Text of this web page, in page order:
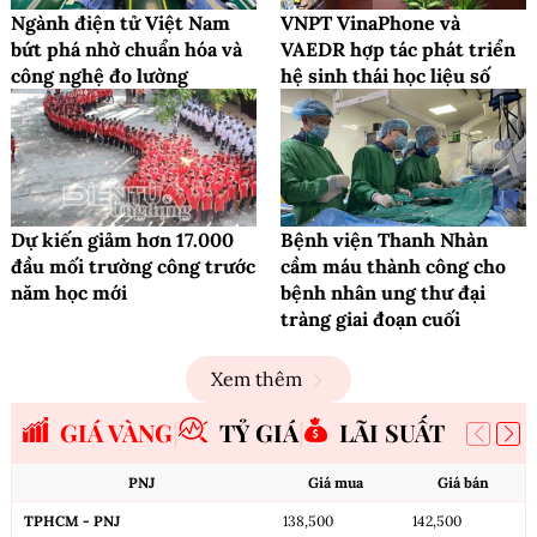
Ngành điện tử Việt Nam
bứt phá nhờ chuẩn hóa và
công nghệ đo lường
VNPT VinaPhone và
VAEDR hợp tác phát triển
hệ sinh thái học liệu số
Dự kiến giảm hơn 17.000
đầu mối trường công trước
năm học mới
Bệnh viện Thanh Nhàn
cầm máu thành công cho
bệnh nhân ung thư đại
tràng giai đoạn cuối
Xem thêm
GIÁ VÀNG TỶ GIÁ LÃI SUẤT
PNJ Giá mua Giá bán
TPHCM - PNJ 138,500 142,500